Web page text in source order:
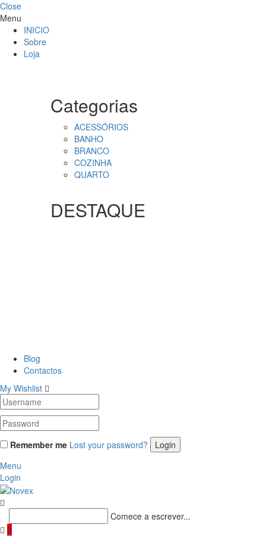
Close
Menu
INICIO
Sobre
Loja
Categorias
ACESSÓRIOS
BANHO
BRANCO
COZINHA
QUARTO
DESTAQUE
Blog
Contactos
My Wishlist
Remember me Lost your password?
Menu
Login
Comece a escrever...
0